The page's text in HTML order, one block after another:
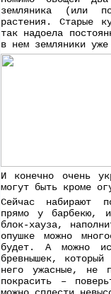
земляника (или
растения. Старые
так надоела
в нем земляники
И конечно очень
могут быть кроме
Сейчас набирают
прямо у барбекю,
блок-хауза,
опушке можно
будет. А можно
бревнышек,
него ужасные, не
покрасить –